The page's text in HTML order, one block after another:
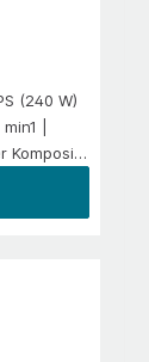
(240 W)
|
Komposit-